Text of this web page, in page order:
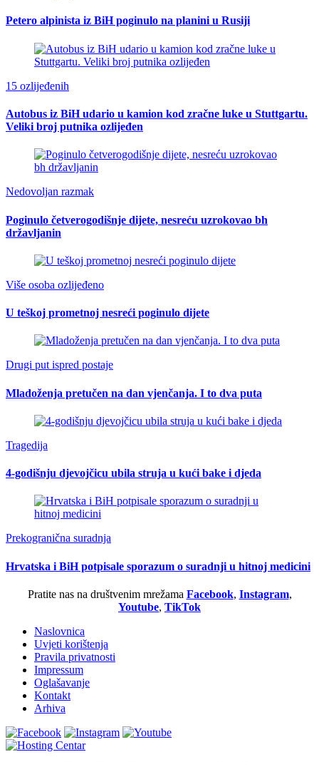
Petero alpinista iz BiH poginulo na planini u Rusiji
15 ozlijeđenih
Autobus iz BiH udario u kamion kod zračne luke u Stuttgartu.
Veliki broj putnika ozlijeđen
Nedovoljan razmak
Poginulo četverogodišnje dijete, nesreću uzrokovao bh
državljanin
Više osoba ozlijeđeno
U teškoj prometnoj nesreći poginulo dijete
Drugi put ispred postaje
Mladoženja pretučen na dan vjenčanja. I to dva puta
Tragedija
4-godišnju djevojčicu ubila struja u kući bake i djeda
Prekogranična suradnja
Hrvatska i BiH potpisale sporazum o suradnji u hitnoj medicini
Pratite nas na društvenim mrežama Facebook, Instagram,
Youtube, TikTok
Naslovnica
Uvjeti korištenja
Pravila privatnosti
Impressum
Oglašavanje
Kontakt
Arhiva